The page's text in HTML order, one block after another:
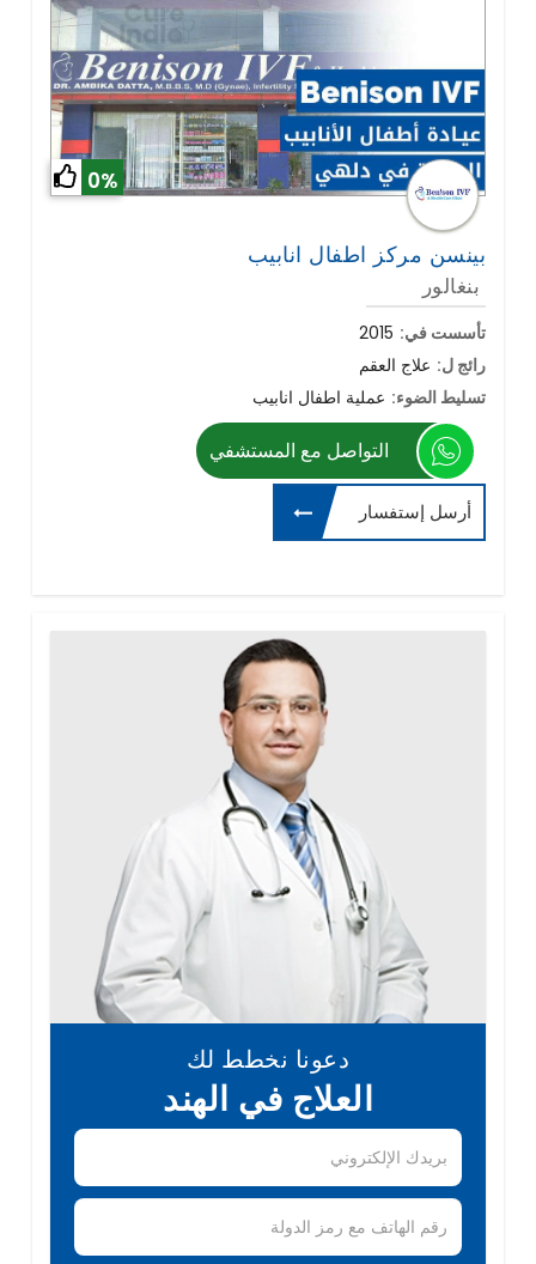
0%
بينسن مركز اطفال انابيب
بنغالور
تأسست في: 2015
رائج ل: علاج العقم
تسليط الضوء: عملية اطفال انابيب
التواصل مع المستشفي
أرسل إستفسار
دعونا نخطط لك
العلاج في الهند